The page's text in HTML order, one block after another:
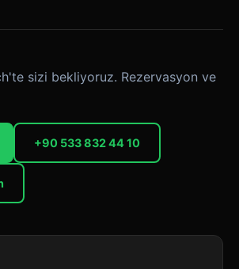
sizi bekliyoruz. Rezervasyon ve
+90 533 832 44 10